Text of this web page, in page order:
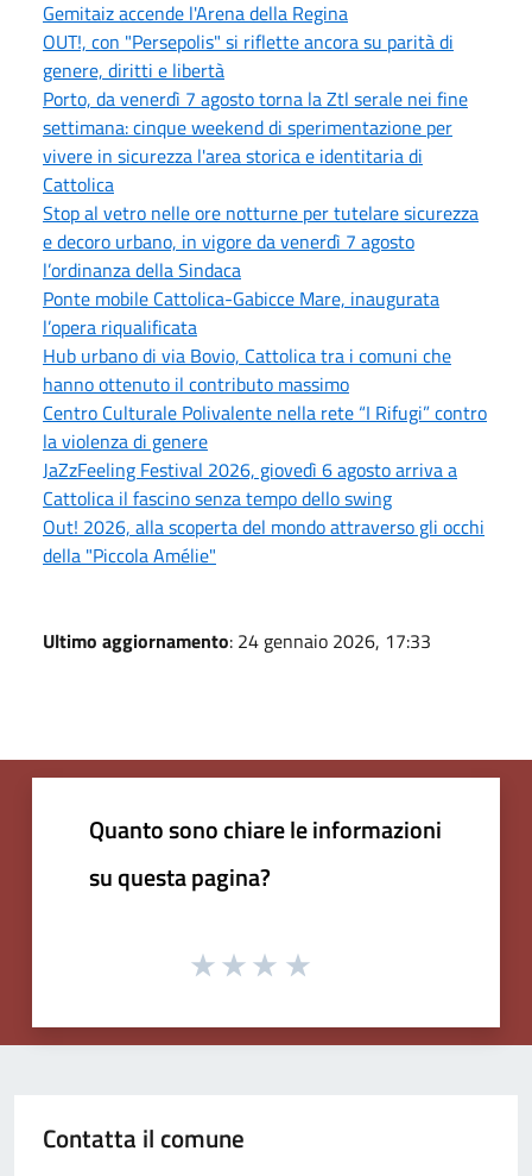
Gemitaiz accende l'Arena della Regina
OUT!, con "Persepolis" si riflette ancora su parità di
genere, diritti e libertà
Porto, da venerdì 7 agosto torna la Ztl serale nei fine
settimana: cinque weekend di sperimentazione per
vivere in sicurezza l'area storica e identitaria di
Cattolica
Stop al vetro nelle ore notturne per tutelare sicurezza
e decoro urbano, in vigore da venerdì 7 agosto
l’ordinanza della Sindaca
Ponte mobile Cattolica-Gabicce Mare, inaugurata
l’opera riqualificata
Hub urbano di via Bovio, Cattolica tra i comuni che
hanno ottenuto il contributo massimo
Centro Culturale Polivalente nella rete “I Rifugi” contro
la violenza di genere
JaZzFeeling Festival 2026, giovedì 6 agosto arriva a
Cattolica il fascino senza tempo dello swing
Out! 2026, alla scoperta del mondo attraverso gli occhi
della "Piccola Amélie"
Ultimo aggiornamento: 24 gennaio 2026, 17:33
Quanto sono chiare le informazioni
su questa pagina?
Contatta il comune